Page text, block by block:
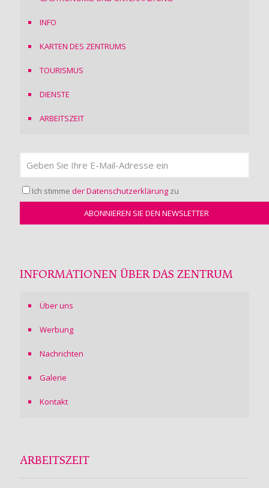
INFO
KARTEN DES ZENTRUMS
TOURISMUS
DIENSTE
ARBEITSZEIT
Ich stimme der Datenschutzerklärung zu
INFORMATIONEN ÜBER DAS ZENTRUM
Über uns
Werbung
Nachrichten
Galerie
Kontakt
ARBEITSZEIT